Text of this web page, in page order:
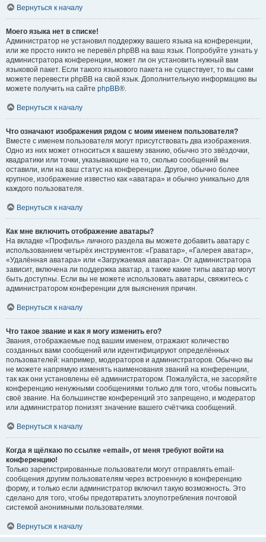
Вернуться к началу
Моего языка нет в списке!
Администратор не установил поддержку вашего языка на конференции,
или же просто никто не перевёл phpBB на ваш язык. Попробуйте узнать у
администратора конференции, может ли он установить нужный вам
языковой пакет. Если такого языкового пакета не существует, то вы сами
можете перевести phpBB на свой язык. Дополнительную информацию вы
можете получить на сайте phpBB®.
Вернуться к началу
Что означают изображения рядом с моим именем пользователя?
Вместе с именем пользователя могут присутствовать два изображения.
Одно из них может относиться к вашему званию, обычно это звёздочки,
квадратики или точки, указывающие на то, сколько сообщений вы
оставили, или на ваш статус на конференции. Другое, обычно более
крупное, изображение известно как «аватара» и обычно уникально для
каждого пользователя.
Вернуться к началу
Как мне включить отображение аватары?
На вкладке «Профиль» личного раздела вы можете добавить аватару с
использованием четырёх инструментов: «Граватар», «Галерея аватар»,
«Удалённая аватара» или «Загружаемая аватара». От администратора
зависит, включена ли поддержка аватар, а также какие типы аватар могут
быть доступны. Если вы не можете использовать аватары, свяжитесь с
администратором конференции для выяснения причин.
Вернуться к началу
Что такое звание и как я могу изменить его?
Звания, отображаемые под вашим именем, отражают количество
созданных вами сообщений или идентифицируют определённых
пользователей: например, модераторов и администраторов. Обычно вы
не можете напрямую изменять наименования званий на конференции,
так как они установлены её администратором. Пожалуйста, не засоряйте
конференцию ненужными сообщениями только для того, чтобы повысить
своё звание. На большинстве конференций это запрещено, и модератор
или администратор понизят значение вашего счётчика сообщений.
Вернуться к началу
Когда я щёлкаю по ссылке «email», от меня требуют войти на
конференцию!
Только зарегистрированные пользователи могут отправлять email-
сообщения другим пользователям через встроенную в конференцию
форму, и только если администратор включил такую возможность. Это
сделано для того, чтобы предотвратить злоупотребления почтовой
системой анонимными пользователями.
Вернуться к началу